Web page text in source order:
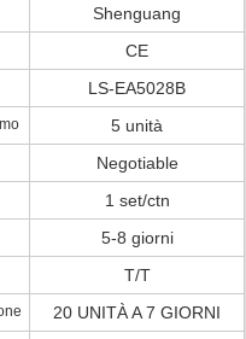
Shenguang
CE
LS-EA5028B
5 unità
Negotiable
1 set/ctn
5-8 giorni
T/T
20 UNITÀ A 7 GIORNI